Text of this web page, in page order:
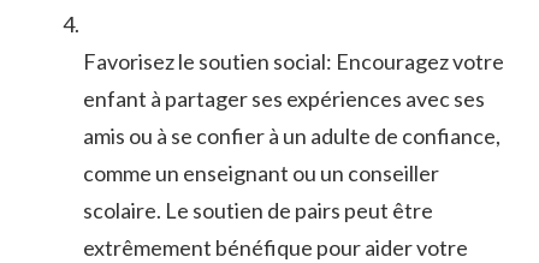
Favorisez le‌ soutien social: Encouragez votre
enfant à partager ses expériences avec ses
amis ou à se confier à un adulte⁤ de‍ confiance,
comme un enseignant ou un conseiller
scolaire.​ Le soutien de‍ pairs peut être
extrêmement bénéfique pour aider⁣ votre